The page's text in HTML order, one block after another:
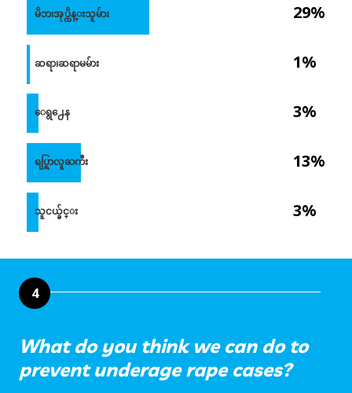
29%
1%
3%
13%
3%
မိဘ၊အုပ္ထိန္းသူမ်ား
ဆရာ၊ဆရာမမ်ား
ေရွ႕ေန
ရပ္ရြာလူႀကီး
သူငယ္ခ်င္း
4
What do you think we can do to
prevent underage rape cases?